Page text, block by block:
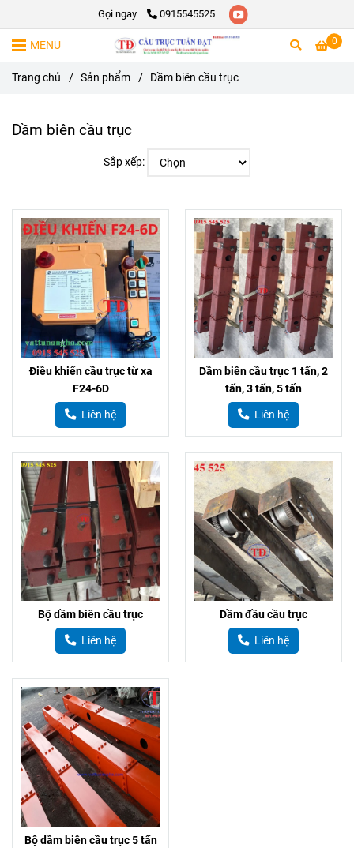
Gọi ngay 0915545525
0
MENU
Trang chủ / Sản phẩm / Dầm biên cầu trục
Dầm biên cầu trục
Sắp xếp:
Điều khiển cầu trục từ xa
F24-6D
Liên hệ
Dầm biên cầu trục 1 tấn, 2
tấn, 3 tấn, 5 tấn
Liên hệ
Bộ dầm biên cầu trục
Liên hệ
Dầm đầu cầu trục
Liên hệ
Bộ dầm biên cầu trục 5 tấn